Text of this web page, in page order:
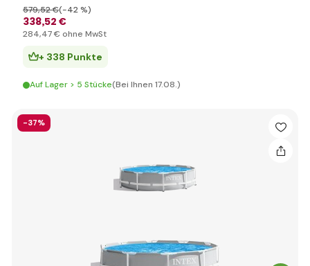
338,52 €
579,52 €(-42 %)
284,47 € ohne MwSt
+ 338 Punkte
Auf Lager > 5 Stücke(Bei Ihnen 17.08.)
-37%